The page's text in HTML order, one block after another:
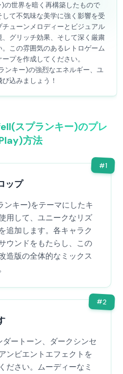
の世界を暗く再構築したもので
て不気味な美学に強く影響を受
ューンメロディーとビジュアル
グリッチ効果、そして深く厳粛
この雰囲気のあるレトロゲーム
プを作成してください。
ンキー)の強烈なエネルギー、ユ
込みましょう！
スプランキー)のプレ
方法
#1
ップ
ンキー)をテーマにしたキ
用して、ユニークなリズ
追加します。各キャラク
ウンドをもたらし、この
造版の全体的なミックス
#2
ートーン、ダークシンセ
ンビエントエフェクトを
ださい。ムーディーなミ